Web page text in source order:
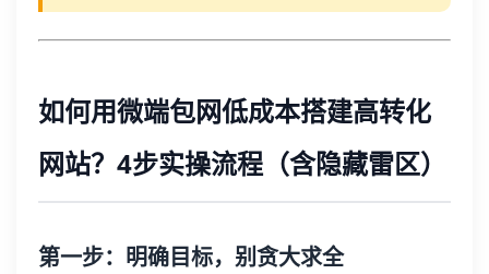
如何用微端包网低成本搭建高转化
网站？4步实操流程（含隐藏雷区）
第一步：明确目标，别贪大求全